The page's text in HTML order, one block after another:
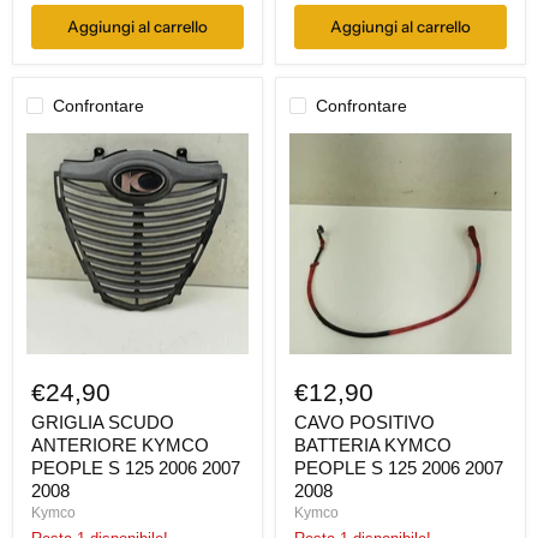
Aggiungi al carrello Aggiungi al carrello
Confrontare
SCUDO
ANTERIORE
KYMCO
PEOPLE
2006
€24,90
GRIGLIA SCUDO
ANTERIORE KYMCO
PEOPLE S 125 2006 2007
2008
Kymco
Confrontare
125
2006
2007
2008
€12,90
CAVO POSITIVO
BATTERIA KYMCO
PEOPLE S 125 2006 2007
2008
Kymco